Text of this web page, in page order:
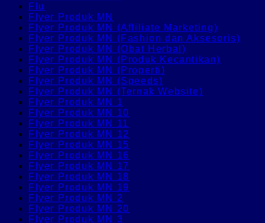
Flu
Flyer Produk MN
Flyer Produk MN (Affiliate Marketing)
Flyer Produk MN (Fashion dan Aksesoris)
Flyer Produk MN (Obat Herbal)
Flyer Produk MN (Produk Kecantikan)
Flyer Produk MN (Properti)
Flyer Produk MN (Speeds)
Flyer Produk MN (Ternak Website)
Flyer Produk MN 1
Flyer Produk MN 10
Flyer Produk MN 11
Flyer Produk MN 12
Flyer Produk MN 15
Flyer Produk MN 16
Flyer Produk MN 17
Flyer Produk MN 18
Flyer Produk MN 19
Flyer Produk MN 2
Flyer Produk MN 20
Flyer Produk MN 3